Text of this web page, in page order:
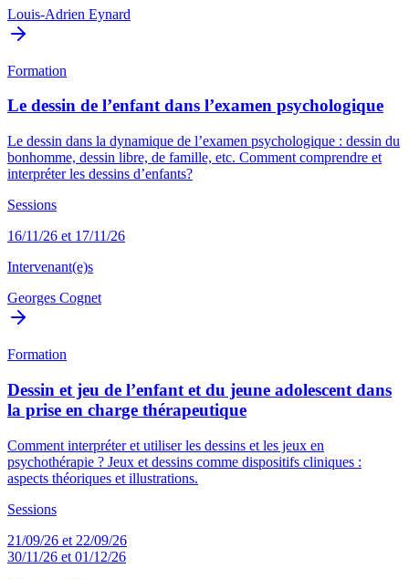
Louis-Adrien Eynard
Formation
Le dessin de l’enfant dans l’examen psychologique
Le dessin dans la dynamique de l’examen psychologique : dessin du
bonhomme, dessin libre, de famille, etc. Comment comprendre et
interpréter les dessins d’enfants?
Sessions
16/11/26 et 17/11/26
Intervenant(e)s
Georges Cognet
Formation
Dessin et jeu de l’enfant et du jeune adolescent dans
la prise en charge thérapeutique
Comment interpréter et utiliser les dessins et les jeux en
psychothérapie ? Jeux et dessins comme dispositifs cliniques :
aspects théoriques et illustrations.
Sessions
21/09/26 et 22/09/26
30/11/26 et 01/12/26